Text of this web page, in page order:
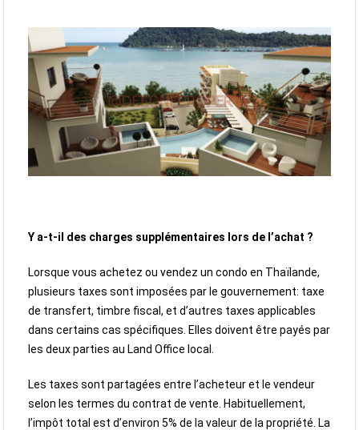
Y a-t-il des charges supplémentaires lors de l’achat ?
Lorsque vous achetez ou vendez un condo en Thaïlande,
plusieurs taxes sont imposées par le gouvernement: taxe
de transfert, timbre fiscal, et d’autres taxes applicables
dans certains cas spécifiques. Elles doivent être payés par
les deux parties au Land Office local.
Les taxes sont partagées entre l’acheteur et le vendeur
selon les termes du contrat de vente. Habituellement,
l’impôt total est d’environ 5% de la valeur de la propriété. La